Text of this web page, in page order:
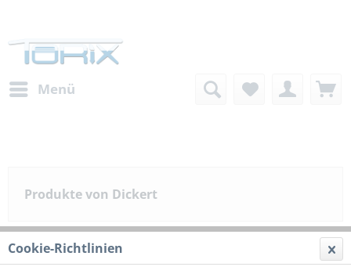
Menü
Produkte von Dickert
Filtern
Cookie-Richtlinien